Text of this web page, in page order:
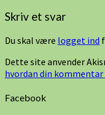
Skriv et svar
Du skal være logget ind
Dette site anvender
hvordan din
Facebook